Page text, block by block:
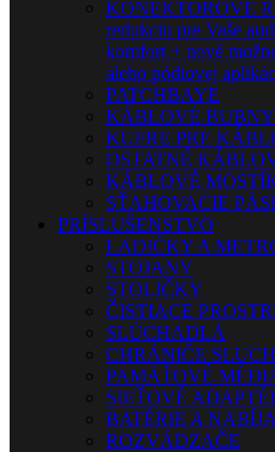
KONEKTOROVÉ
redukciu pre Vaše
komfort + nové
alebo pódiovej
PATCHBAYE
KÁBLOVÉ BUBNY
KUFRE PRE
OSTATNÉ
KÁBLOVÉ
SŤAHOVACIE
PRÍSLUŠENSTVO
LADIČKY A
STOJANY
STOLIČKY
ČISTIACE
SLÚCHADLÁ
CHRÁNIČE
PAMÄŤOVÉ
SIEŤOVÉ
BATÉRIE A
ROZVÁDZAČE